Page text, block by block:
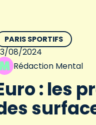
PARIS SPORTIFS
08/2024
Rédaction Mental
: les